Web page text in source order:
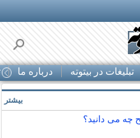
تبلیغات در بیتوته درباره ما
چه می دانید؟
بیشتر